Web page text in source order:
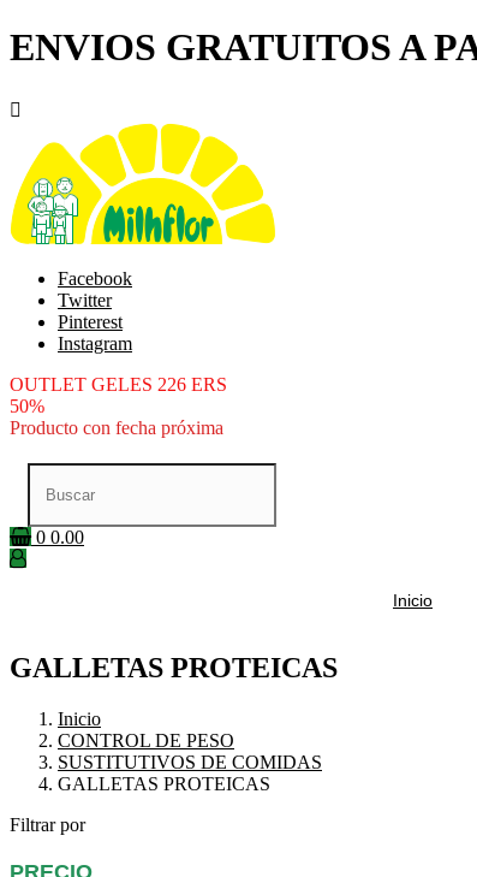
ENVIOS GRATUITOS A

Facebook
Twitter
Pinterest
Instagram
OUTLET GELES 226 ERS
50%
Producto con fecha próxima
0 0.00
Inicio
GALLETAS PROTEICAS
Inicio
CONTROL DE PESO
SUSTITUTIVOS DE COMIDAS
GALLETAS PROTEICAS
Filtrar por
PRECIO